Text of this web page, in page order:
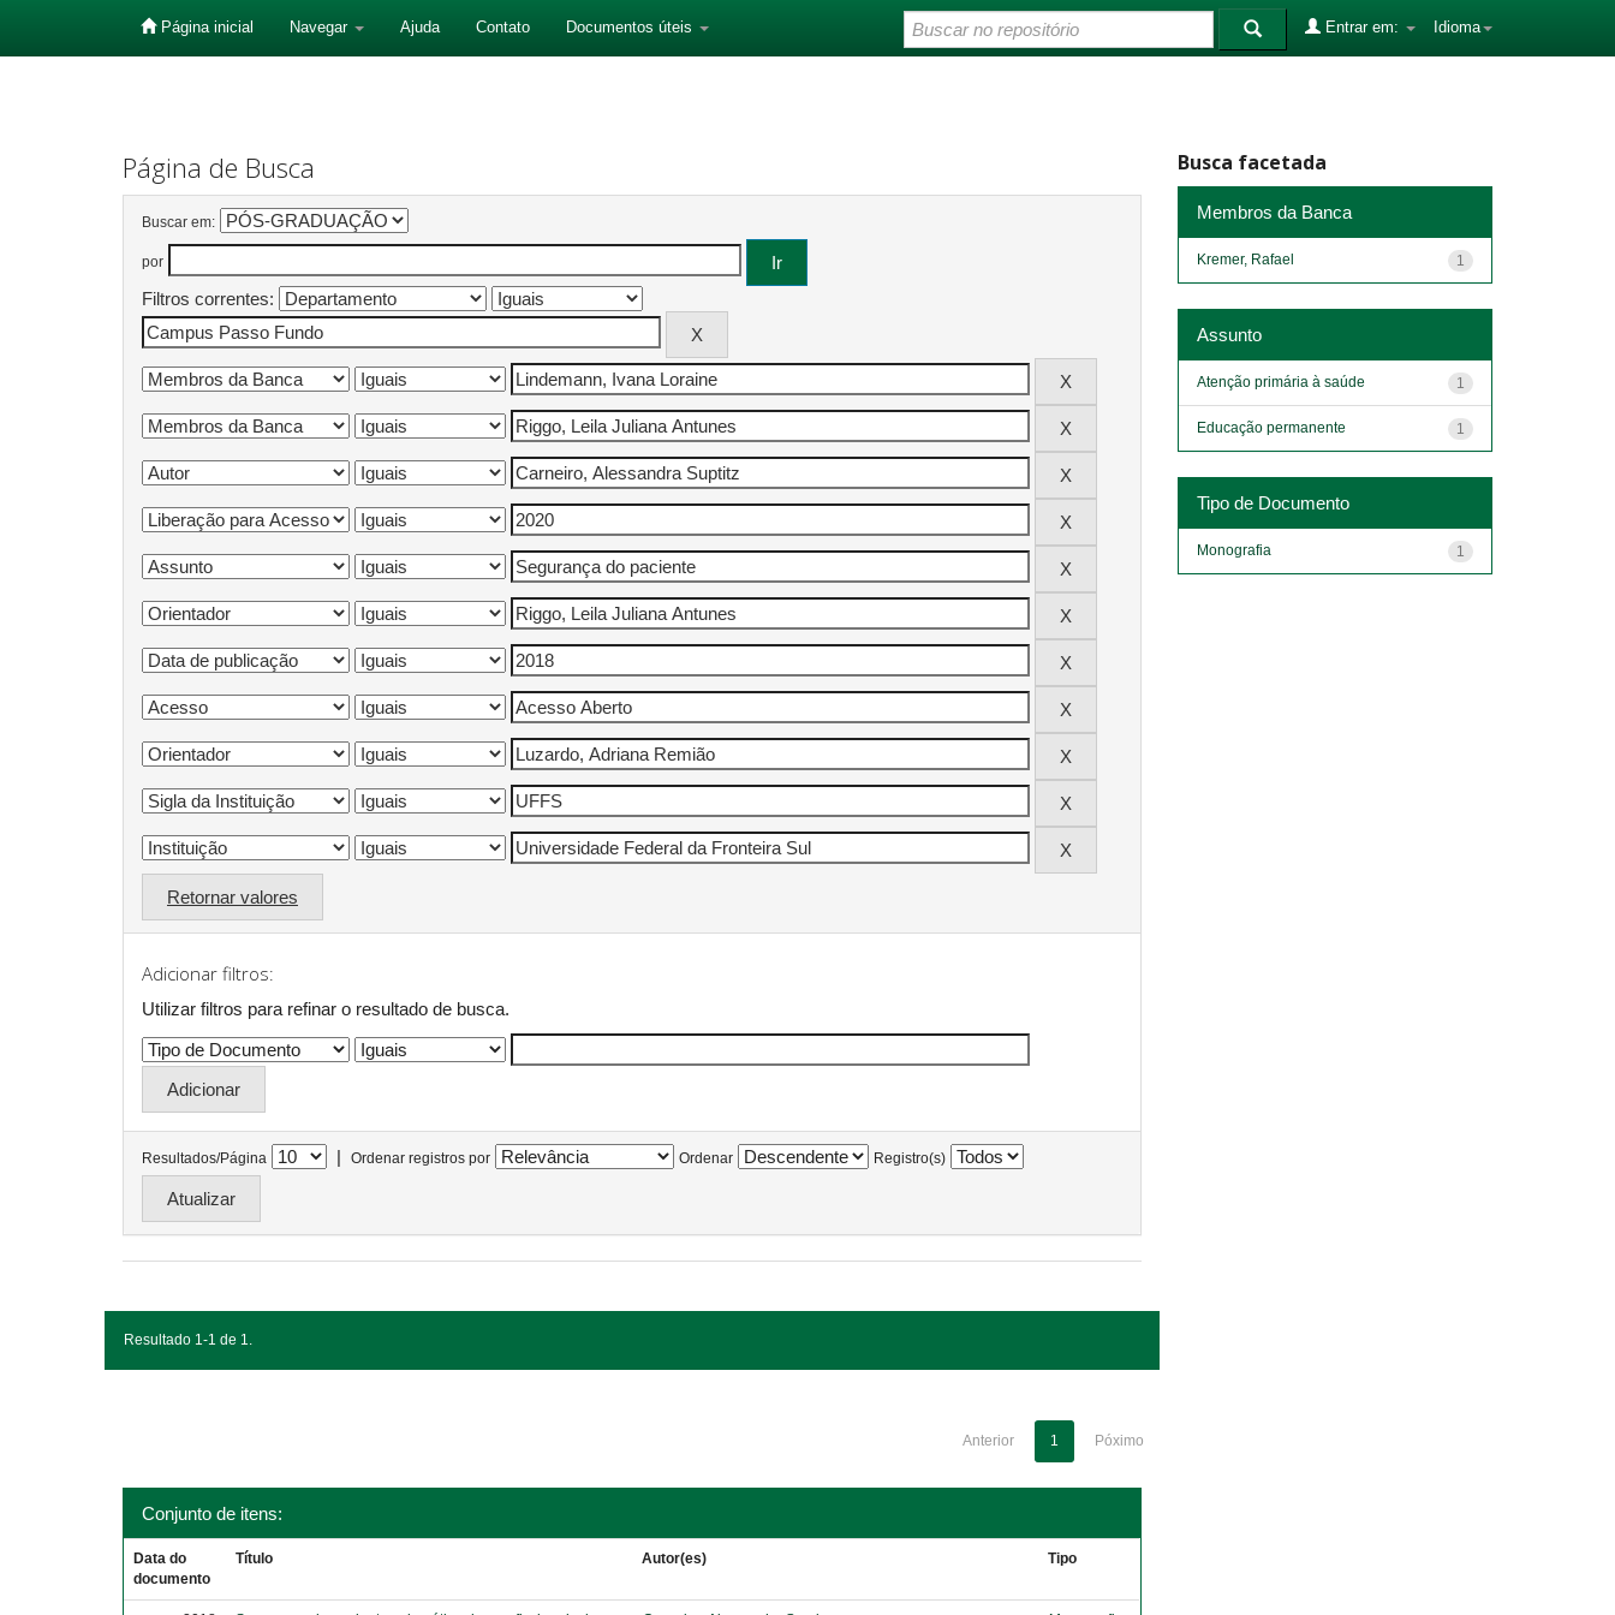
Página inicial Navegar Ajuda Contato Documentos úteis Idioma
Entrar em:
Página de Busca
Buscar em:
por
Filtros correntes:
Retornar valores
Adicionar filtros:
Utilizar filtros para refinar o resultado de busca.
Resultados/Página | Ordenar registros por Ordenar Registro(s)
Resultado 1-1 de 1.
Anterior 1 Póximo
Conjunto de itens:
Data do
documento
Título Autor(es) Tipo
Busca facetada
Membros da Banca
1
Kremer, Rafael
Assunto
1
Atenção primária à saúde
1
Educação permanente
Tipo de Documento
1
Monografia